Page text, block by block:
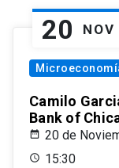
20 NOV
Camilo
Bank of
20 de
15:30